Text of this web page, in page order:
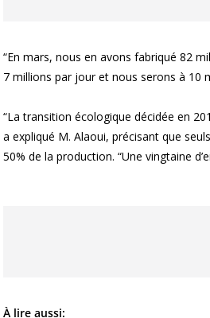
“En mars, nous en avons fabriqué 82
7 millions par jour et nous serons à 10
“La transition écologique décidée en
a expliqué M. Alaoui, précisant que
50% de la production. “Une vingtaine
À lire aussi: